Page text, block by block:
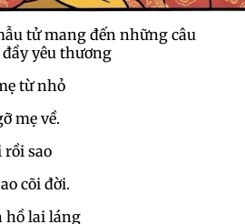
tử mang đến những câu
yêu thương
từ nhỏ
mẹ về.
sao
cõi đời.
hồ lai láng